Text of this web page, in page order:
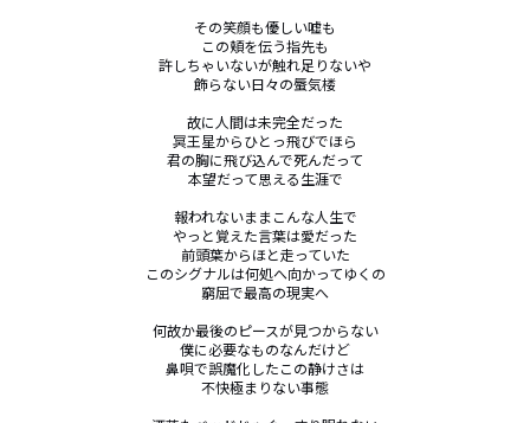
その笑顔も優しい嘘も
この頬を伝う指先も
許しちゃいないが触れ足りないや
飾らない日々の蜃気楼
故に人間は未完全だった
冥王星からひとっ飛びでほら
君の胸に飛び込んで死んだって
本望だって思える生涯で
報われないままこんな人生で
やっと覚えた言葉は愛だった
前頭葉からほと走っていた
このシグナルは何処へ向かってゆくの
窮屈で最高の現実へ
何故か最後のピースが見つからない
僕に必要なものなんだけど
鼻唄で誤魔化したこの静けさは
不快極まりない事態